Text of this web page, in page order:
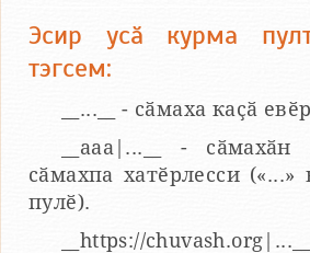
Эсир усӑ курма
тэгсем:
__...__ - сӑмаха каҫӑ
__aaa|...__ -
сӑмахпа хатӗрлесси («...»
пулӗ).
__https://